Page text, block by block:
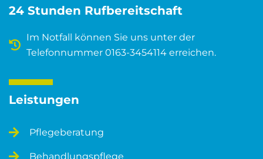
24 Stunden Rufbereitschaft
Im Notfall können Sie uns unter der
Telefonnummer 0163-3454114 erreichen.
Leistungen
Pflegeberatung
Behandlungspflege